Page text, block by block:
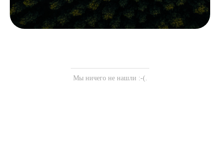
Мы ничего не нашли :-(.